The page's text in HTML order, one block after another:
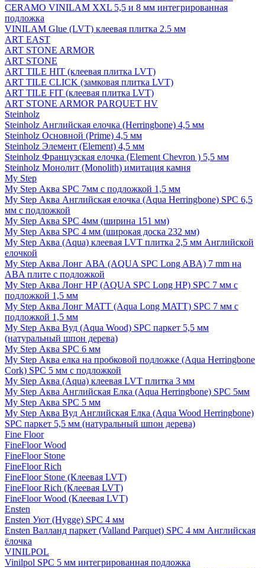
CERAMO VINILAM XXL 5,5 и 8 мм интегрированная
подложка
VINILAM Glue (LVT) клеевая плитка 2.5 мм
ART EAST
ART STONE ARMOR
ART STONE
ART TILE HIT (клеевая плитка LVT)
ART TILE CLICK (замковая плитка LVT)
ART TILE FIT (клеевая плитка LVT)
ART STONE ARMOR PARQUET HV
Steinholz
Steinholz Английская елочка (Herringbone) 4,5 мм
Steinholz Основной (Prime) 4,5 мм
Steinholz Элемент (Element) 4,5 мм
Steinholz Французская елочка (Element Chevron ) 5,5 мм
Steinholz Монолит (Monolith) имитация камня
My Step
My Step Аква SPC 7мм c подложкой 1,5 мм
My Step Аква Английская елочка (Aqua Herringbone) SPC 6,5
мм с подложкой
My Step Аква SPC 4мм (ширина 151 мм)
My Step Аква SPC 4 мм (широкая доска 232 мм)
My Step Аква (Aqua) клеевая LVT плитка 2,5 мм Английской
елочкой
My Step Аква Лонг АВА (AQUA SPC Long ABA) 7 mm на
ABA плите с подложкой
My Step Аква Лонг НР (AQUA SPC Long HP) SPC 7 мм с
подложкой 1,5 мм
My Step Аква Лонг MATT (Aqua Long MATT) SPC 7 мм с
подложкой 1,5 мм
My Step Аква Вуд (Aqua Wood) SPC паркет 5,5 мм
(натуральный шпон дерева)
My Step Аква SPC 6 мм
My Step Аква елка на пробковой подложке (Aqua Herringbone
Cork) SPC 5 мм с подложкой
My Step Аква (Aqua) клеевая LVT плитка 3 мм
My Step Аква Английская Елка (Aqua Herringbone) SPC 5мм
My Step Аква SPC 5 мм
My Step Аква Вуд Английская Елка (Aqua Wood Herringbone)
SPC паркет 5,5 мм (натуральный шпон дерева)
Fine Floor
FineFloor Wood
FineFloor Stone
FineFloor Rich
FineFloor Stone (Клеевая LVT)
FineFloor Rich (Клеевая LVT)
FineFloor Wood (Клеевая LVT)
Ensten
Ensten Уют (Hygge) SPC 4 мм
Ensten Валланд паркет (Valland Parquet) SPC 4 мм Английская
ёлочка
VINILPOL
Vinilpol SPC 5 мм интегрированная подложка